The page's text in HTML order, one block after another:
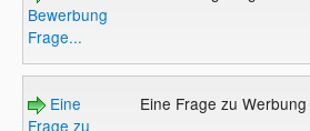
Bewerbung
Frage...
Eine
Frage zu
Eine Frage zu Werbung